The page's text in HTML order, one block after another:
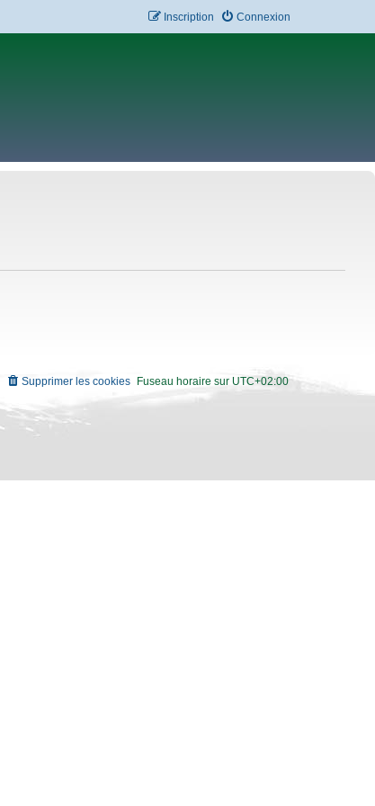
Connexion
Inscription
Fuseau horaire sur UTC+02:00
Supprimer les cookies